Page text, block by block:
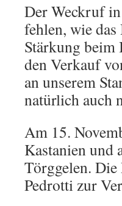
Der Weckruf
fehlen, wie
Stärkung
den Verkauf
an unserem
natürlich auch
Am 15.
Kastanien und
Törggelen.
Pedrotti zur